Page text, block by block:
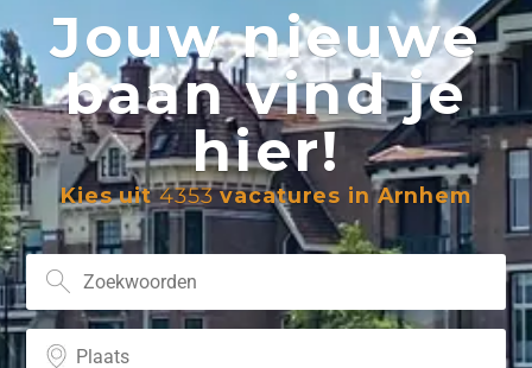
Jouw nieuwe
baan vind je
hier!
Kies uit4353vacatures in Arnhem